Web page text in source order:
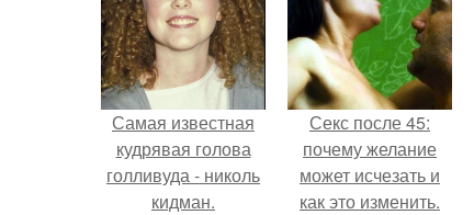
Самая известная
кудрявая голова
голливуда - николь
кидман.
Секс после 45:
почему желание
может исчезать и
как это изменить.